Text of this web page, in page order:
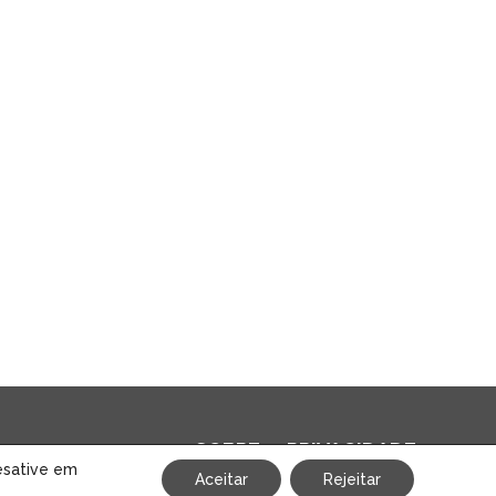
SOBRE PRIVACIDADE
em
Aceitar Rejeitar